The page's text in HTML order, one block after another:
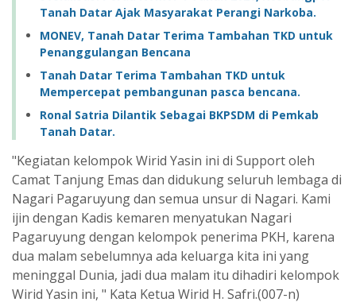
Tanah Datar Ajak Masyarakat Perangi Narkoba.
MONEV, Tanah Datar Terima Tambahan TKD untuk
Penanggulangan Bencana
Tanah Datar Terima Tambahan TKD untuk
Mempercepat pembangunan pasca bencana.
Ronal Satria Dilantik Sebagai BKPSDM di Pemkab
Tanah Datar.
"Kegiatan kelompok Wirid Yasin ini di Support oleh
Camat Tanjung Emas dan didukung seluruh lembaga di
Nagari Pagaruyung dan semua unsur di Nagari. Kami
ijin dengan Kadis kemaren menyatukan Nagari
Pagaruyung dengan kelompok penerima PKH, karena
dua malam sebelumnya ada keluarga kita ini yang
meninggal Dunia, jadi dua malam itu dihadiri kelompok
Wirid Yasin ini, " Kata Ketua Wirid H. Safri.(007-n)